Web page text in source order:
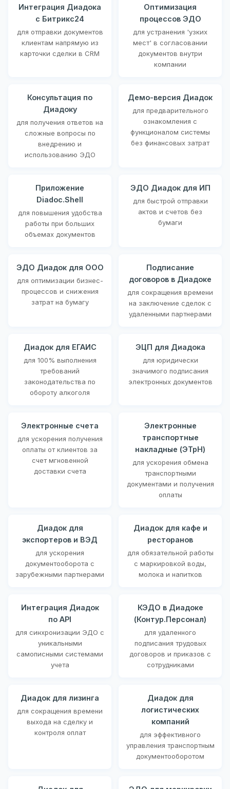
Интеграция Диадока
с Битрикс24
для отправки документов
клиентам напрямую из
карточки сделки в CRM
Оптимизация
процессов ЭДО
для устранения 'узких
мест' в согласовании
документов внутри
компании
Консультация по
Диадоку
для получения ответов на
сложные вопросы по
внедрению и
использованию ЭДО
Демо-версия Диадок
для предварительного
ознакомления с
функционалом системы
без финансовых затрат
Приложение
Diadoc.Shell
для повышения удобства
работы при больших
объемах документов
ЭДО Диадок для ИП
для быстрой отправки
актов и счетов без
бумаги
ЭДО Диадок для ООО
для оптимизации бизнес-
процессов и снижения
затрат на бумагу
Подписание
договоров в Диадоке
для сокращения времени
на заключение сделок с
удаленными партнерами
Диадок для ЕГАИС
для 100% выполнения
требований
законодательства по
обороту алкоголя
ЭЦП для Диадока
для юридически
значимого подписания
электронных документов
Электронные счета
для ускорения получения
оплаты от клиентов за
счет мгновенной
доставки счета
Электронные
транспортные
накладные (ЭТрН)
для ускорения обмена
транспортными
документами и получения
оплаты
Диадок для
экспортеров и ВЭД
для ускорения
документооборота с
зарубежными партнерами
Диадок для кафе и
ресторанов
для обязательной работы
с маркировкой воды,
молока и напитков
Интеграция Диадок
по API
для синхронизации ЭДО с
уникальными
самописными системами
учета
КЭДО в Диадоке
(Контур.Персонал)
для удаленного
подписания трудовых
договоров и приказов с
сотрудниками
Диадок для лизинга
для сокращения времени
выхода на сделку и
контроля оплат
Диадок для
логистических
компаний
для эффективного
управления транспортным
документооборотом